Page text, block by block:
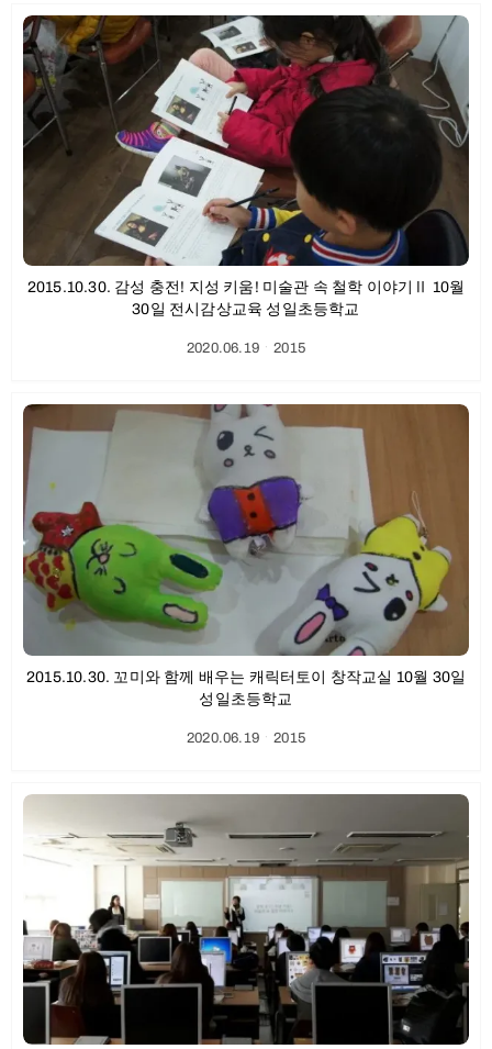
2015.10.30. 감성 충전! 지성 키움! 미술관 속 철학 이야기Ⅱ 10월
30일 전시감상교육 성일초등학교
2020.06.19ㆍ2015
2015.10.30. 꼬미와 함께 배우는 캐릭터토이 창작교실 10월 30일
성일초등학교
2020.06.19ㆍ2015